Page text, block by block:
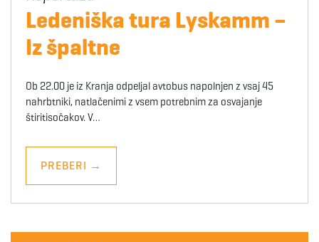
Ledeniška tura Lyskamm –
Iz špaltne
Ob 22.00 je iz Kranja odpeljal avtobus napolnjen z vsaj 45
nahrbtniki, natlačenimi z vsem potrebnim za osvajanje
štiritisočakov. V…
PREBERI →